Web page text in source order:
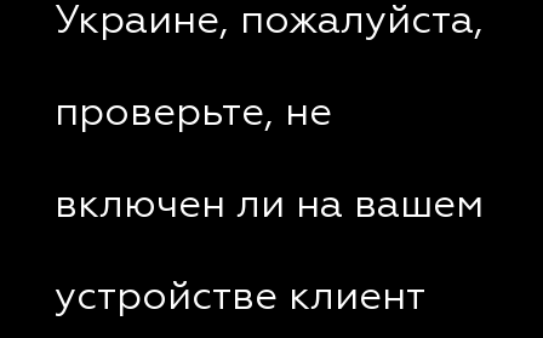
Украине, пожалуйста,
проверьте, не
включен ли на вашем
устройстве клиент